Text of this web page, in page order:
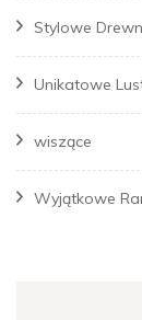
Stylowe
Unikatowe
wiszące
Wyjątkowe